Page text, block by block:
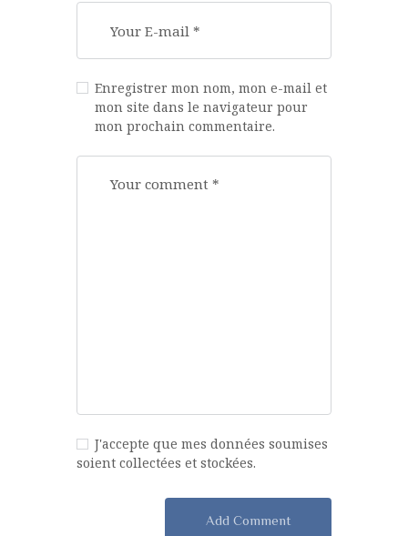
Enregistrer mon nom, mon e-mail et
mon site dans le navigateur pour
mon prochain commentaire.
J'accepte que mes données soumises
soient collectées et stockées.